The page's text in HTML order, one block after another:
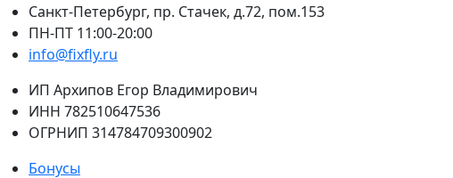
Санкт-Петербург, пр. Стачек, д.72, пом.153
ПН-ПТ 11:00-20:00
info@fixfly.ru
ИП Архипов Егор Владимирович
ИНН 782510647536
ОГРНИП 314784709300902
Бонусы